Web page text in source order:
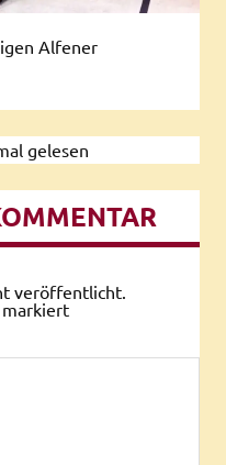
Alfener
gelesen
veröffentlicht.
markiert